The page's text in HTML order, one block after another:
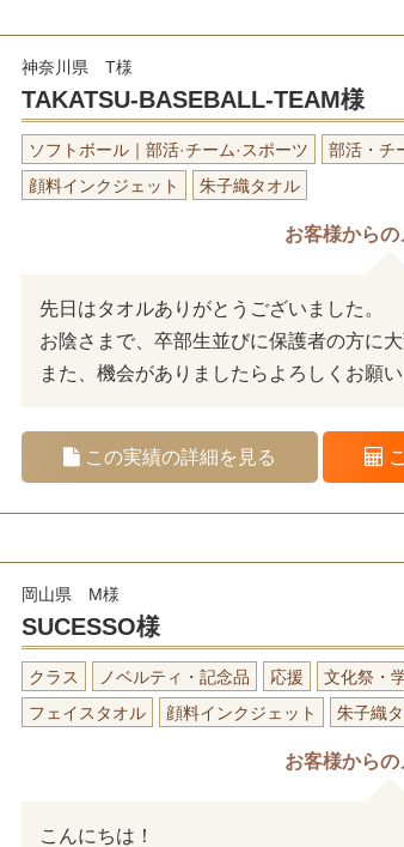
神奈川県 T様
TAKATSU-BASEBALL-TEAM様
ソフトボール｜部活·チーム·スポーツ 部活・チ
顔料インクジェット
朱子織タオル
お客様から
先日はタオルありがとうございました。
お陰さまで、卒部生並びに保護者の方に
また、機会がありましたらよろしくお願い
この実績の詳細を見る
岡山県 M様
SUCESSO様
クラス ノベルティ・記念品 応援 文化祭・
フェイスタオル
顔料インクジェット 朱子織
お客様から
こんにちは！